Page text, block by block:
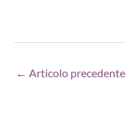
← Articolo precedente